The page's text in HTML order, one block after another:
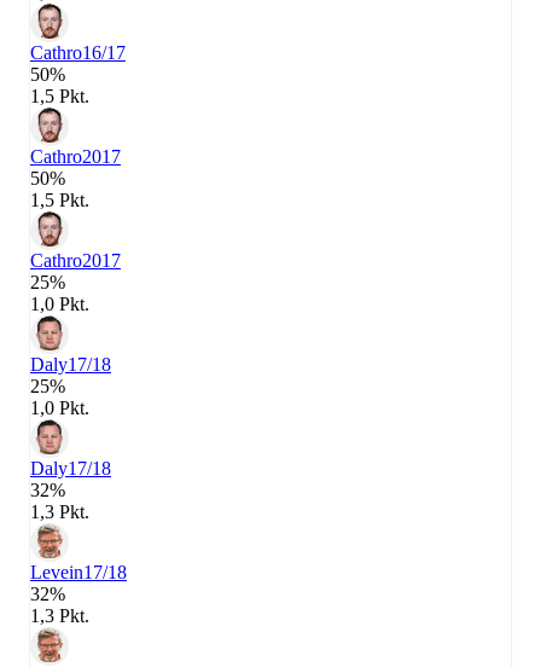
Cathro16/17
50%
1,5 Pkt.
Cathro2017
50%
1,5 Pkt.
Cathro2017
25%
1,0 Pkt.
Daly17/18
25%
1,0 Pkt.
Daly17/18
32%
1,3 Pkt.
Levein17/18
32%
1,3 Pkt.